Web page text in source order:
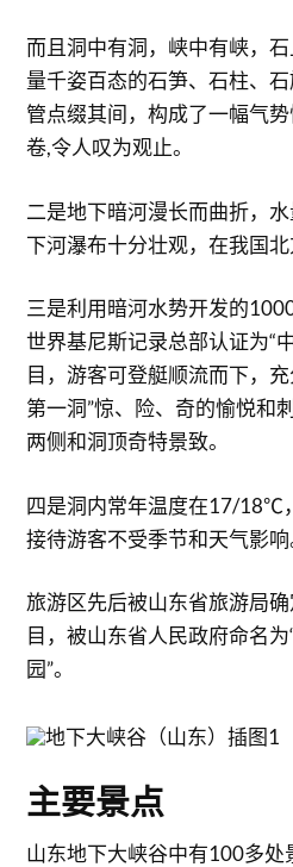
而且洞中有洞，峡中有峡，
量千姿百态的石笋、石柱、
管点缀其间，构成了一幅气
卷,令人叹为观止。
二是地下暗河漫长而曲折，
下河瀑布十分壮观，在我国北
三是利用暗河水势开发的
世界基尼斯记录总部认证为“
目，游客可登艇顺流而下，
第一洞”惊、险、奇的愉悦和
两侧和洞顶奇特景致。
四是洞内常年温度在17/18℃
接待游客不受季节和天气影响
旅游区先后被山东省旅游局
目，被山东省人民政府命名
园”。
主要景点
山东地下大峡谷中有100多